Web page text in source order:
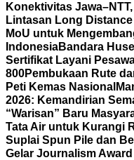
Konektivitas
Lintasan Long
MoU untuk
IndonesiaBandara
Sertifikat Layani
800Pembukaan Rute
Peti Kemas Nasional
2026: Kemandirian
“Warisan” Baru
Tata Air untuk Kurangi
Suplai Spun Pile dan
Gelar Journalism Award